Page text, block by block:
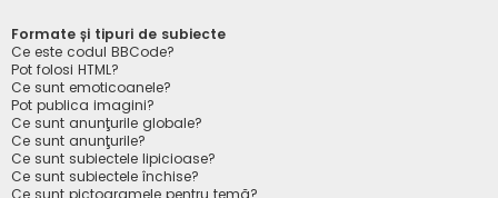
Formate și tipuri de subiecte
Ce este codul BBCode?
Pot folosi HTML?
Ce sunt emoticoanele?
Pot publica imagini?
Ce sunt anunţurile globale?
Ce sunt anunţurile?
Ce sunt subiectele lipicioase?
Ce sunt subiectele închise?
Ce sunt pictogramele pentru temă?